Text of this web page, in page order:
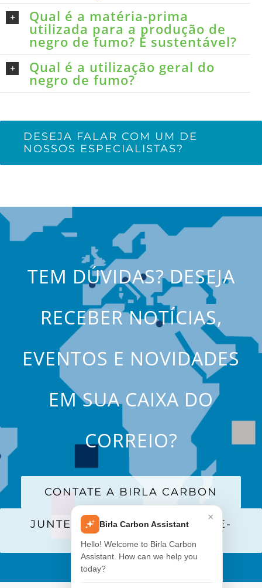
Qual é a matéria-prima
utilizada para a produção de
negro de fumo? É sustentável?
Qual é a utilização geral do
negro de fumo?
DESEJA FALAR COM UM DE
NOSSOS ESPECIALISTAS?
TEM DÚVIDAS? DESEJA
RECEBER NOTÍCIAS,
EVENTOS E NOVIDADES
EM SUA CAIXA DO
CORREIO?
CONTATE A BIRLA CARBON
JUNTE-SE A NOSSA LISTA DE E-
×
Birla Carbon Assistant
Hello! Welcome to Birla Carbon
Assistant. How can we help you
today?